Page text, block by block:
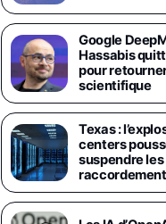
Galaxy S26
1019€1399€Fnac
Galaxy S26
892€1199€Fnac
Philips
Enfant - Bleu &
5 Casques,
Google
Hassabis
pour
scientifique
Texas :
centers
suspendre